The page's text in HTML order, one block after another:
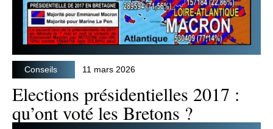
Conseils 11 mars 2026
Elections présidentielles 2017 :
qu’ont voté les Bretons ?